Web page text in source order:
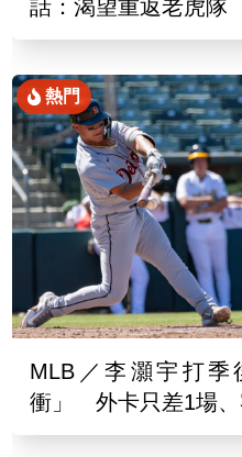
話：渴望重返老虎隊
熱門
MLB／李灝宇打
衝」 外卡只差1場、